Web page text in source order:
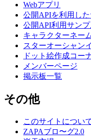
Webアプリ
公開APIを利用し
公開API利用サン
キャラクターネー
スターオーシャン
ドット絵作成コー
メンバーページ
掲示板一覧
その他
このサイトについ
ZAPAブロ〜グ2.0